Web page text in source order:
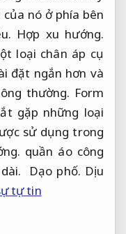
nó ở phía bên
Hợp xu hướng.
loại chân áp cụ
đặt ngắn hơn và
thường. Form
gặp những loại
sử dụng trong
quần áo công
Dạo phố. Dịu
tự tin